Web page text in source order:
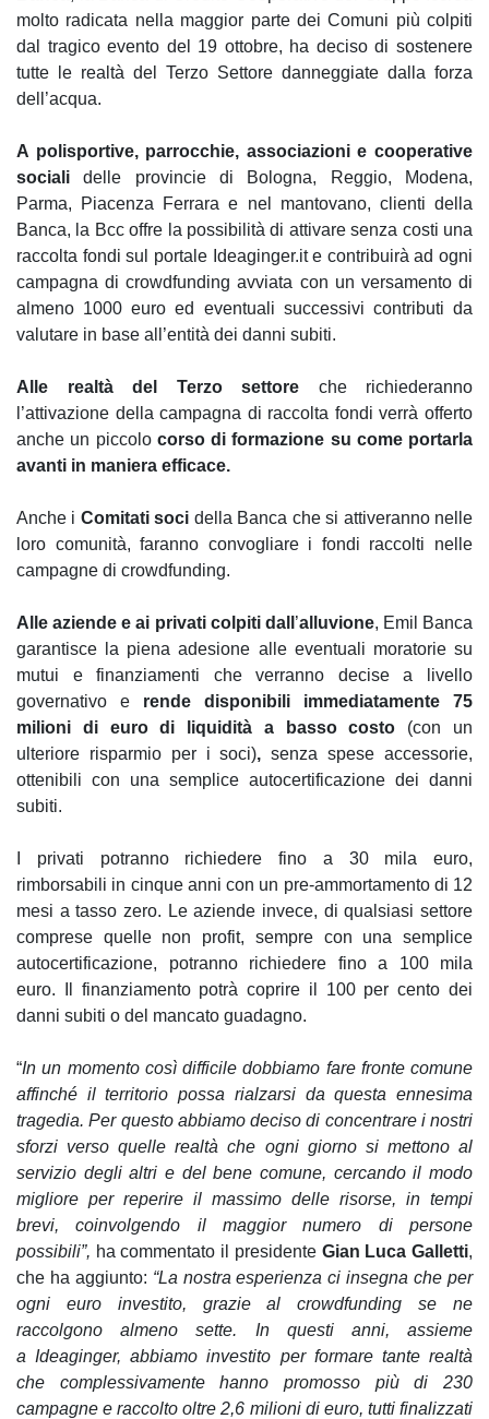
molto radicata nella maggior parte dei Comuni più colpiti
dal tragico evento del 19 ottobre, ha deciso di sostenere
tutte le realtà del Terzo Settore danneggiate dalla forza
dell’acqua.
A polisportive, parrocchie, associazioni e cooperative
socialidelle provincie di Bologna, Reggio, Modena,
Parma, Piacenza Ferrara e nel mantovano, clienti della
Banca, la Bcc offre la possibilità di attivare senza costi una
raccolta fondi sul portale Ideaginger.it e contribuirà ad ogni
campagna di crowdfunding avviata con un versamento di
almeno 1000 euro ed eventuali successivi contributi da
valutare in base all’entità dei danni subiti.
Alle realtà del Terzo settore che richiederanno
l’attivazione della campagna di raccolta fondi verrà offerto
anche un piccolo corso di formazione su come portarla
avanti in maniera efficace.
Anche i Comitati soci della Banca che si attiveranno nelle
loro comunità, faranno convogliare i fondi raccolti nelle
campagne di crowdfunding.
Alle aziende e ai privati colpiti dall ’alluvione, Emil Banca
garantisce la piena adesione alle eventuali moratorie su
mutui e finanziamenti che verranno decise a livello
governativo e rende disponibili immediatamente 75
milioni di euro di liquidità a basso costo (con un
ulteriore risparmio per i soci), senza spese accessorie,
ottenibili con una semplice autocertificazione dei danni
subiti.
I privati potranno richiedere fino a 30 mila euro,
rimborsabili in cinque anni con un pre-ammortamento di 12
mesi a tasso zero. Le aziende invece, di qualsiasi settore
comprese quelle non profit, sempre con una semplice
autocertificazione, potranno richiedere fino a 100 mila
euro. Il finanziamento potrà coprire il 100 per cento dei
danni subiti o del mancato guadagno.
“In un momento così difficile dobbiamo fare fronte comune
affinché il territorio possa rialzarsi da questa ennesima
tragedia. Per questo abbiamo deciso di concentrare i nostri
sforzi verso quelle realtà che ogni giorno si mettono al
servizio degli altri e del bene comune, cercando il modo
migliore per reperire il massimo delle risorse, in tempi
brevi, coinvolgendo il maggior numero di persone
possibili”, ha commentato il presidente Gian Luca Galletti,
che ha aggiunto: “La nostra esperienza ci insegna che per
ogni euro investito, grazie al crowdfunding se ne
raccolgono almeno sette. In questi anni, assieme
a Ideaginger, abbiamo investito per formare tante realtà
che complessivamente hanno promosso più di 230
campagne e raccolto oltre 2,6 milioni di euro, tutti finalizzati